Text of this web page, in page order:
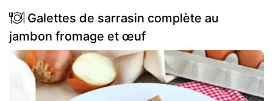
Galettes de sarrasin complète au
jambon fromage et œuf